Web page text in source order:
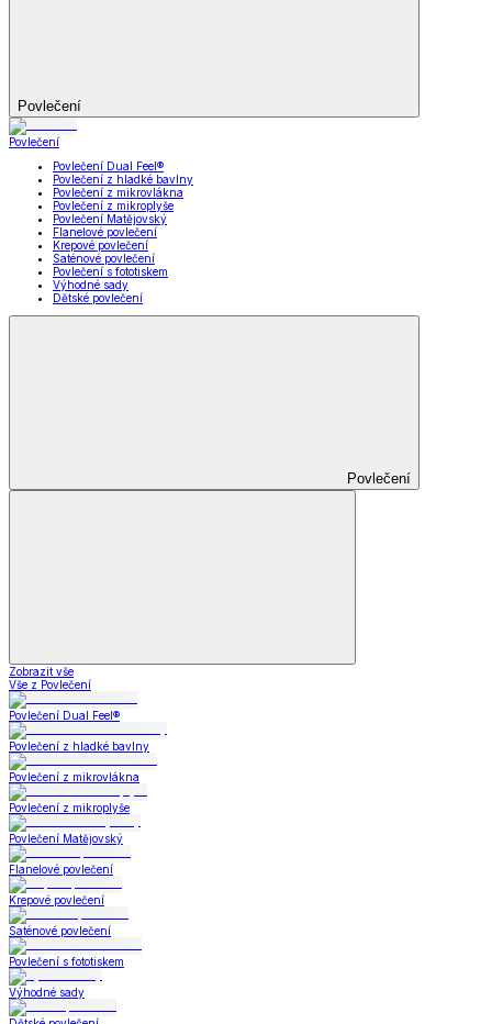
Povlečení
Povlečení
Povlečení Dual Feel®
Povlečení z hladké bavlny
Povlečení z mikrovlákna
Povlečení z mikroplyše
Povlečení Matějovský
Flanelové povlečení
Krepové povlečení
Saténové povlečení
Povlečení s fototiskem
Výhodné sady
Dětské povlečení
Povlečení
Zobrazit vše
Vše z Povlečení
Povlečení Dual Feel®
Povlečení z hladké bavlny
Povlečení z mikrovlákna
Povlečení z mikroplyše
Povlečení Matějovský
Flanelové povlečení
Krepové povlečení
Saténové povlečení
Povlečení s fototiskem
Výhodné sady